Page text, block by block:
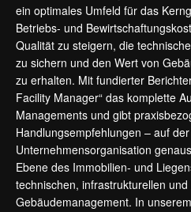
ein optimales Umfeld für das
Betriebs- und
Qualität zu steigern, die
zu sichern und den Wert von
zu erhalten. Mit fundierter
Facility Manager“ das komplette
Managements und gibt
Handlungsempfehlungen – auf
Unternehmensorganisation
Ebene des Immobilien- und
technischen, infrastrukturellen
Gebäudemanagement. In